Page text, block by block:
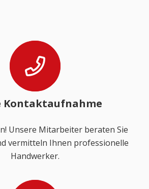
Kontaktaufnahme
Unsere Mitarbeiter beraten Sie
vermitteln Ihnen professionelle
Handwerker.